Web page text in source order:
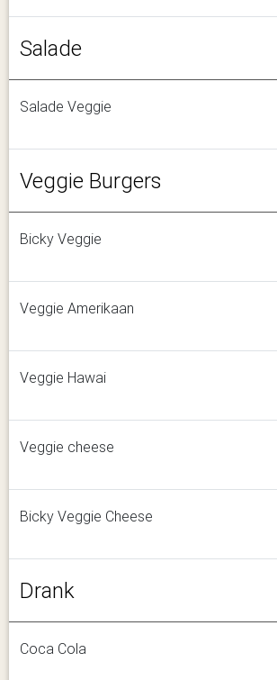
Salade
Salade Veggie
Veggie Burgers
Bicky Veggie
Veggie Amerikaan
Veggie Hawai
Veggie cheese
Bicky Veggie Cheese
Drank
Coca Cola